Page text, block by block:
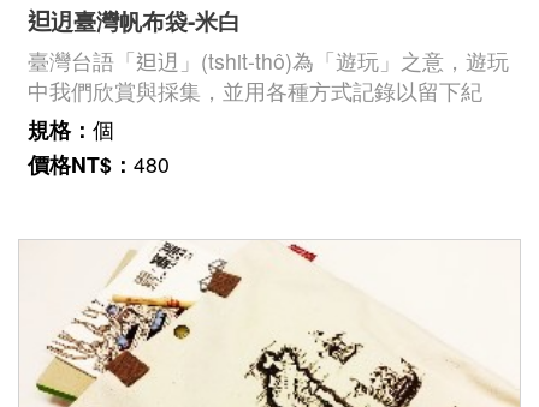
𨑨迌臺灣帆布袋-米白
臺灣台語「𨑨迌」(tshit-thô)為「遊玩」之意，遊玩
中我們欣賞與採集，並用各種方式記錄以留下紀
念。此款提袋，以拼貼方式再現日本時代的臺灣特
色紀念圖像，還巧妙地放上臺灣民主國郵票及博物
館建築紀念章呈現時空旅人穿梭古今的趣味。《臺
本旅行手札，記錄中西竹山先生於一九三四年搭乘
「高千穗丸」到臺灣遊覽的旅程，留下豐富的紀念
圖章以及剪報、票證、商品包裝等紀念物質，還加
上題字及插畫，生動地呈現旅途風貌。臺史博館藏
號：2015.031.0007《臺灣一周紀念旅行》、
2004.002.0010《臺灣民主國郵票》
規格： 個
價格NT$： 480